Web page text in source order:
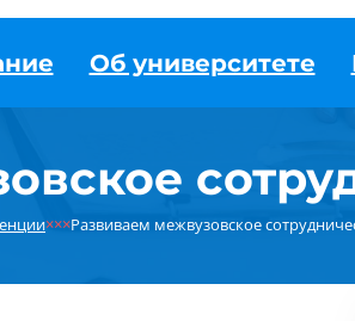
Об университете
×××Развиваем межвузовское